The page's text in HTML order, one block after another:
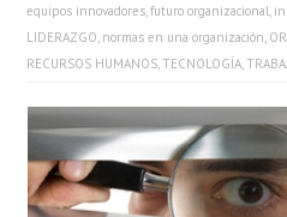
equipos innovadores,futuro organizacional,
LIDERAZGO, normas en una organización,
RECURSOS HUMANOS, TECNOLOGÍA,